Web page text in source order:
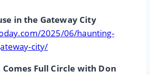
in the Gateway City
2025/06/haunting-
city/
Comes Full Circle with Don